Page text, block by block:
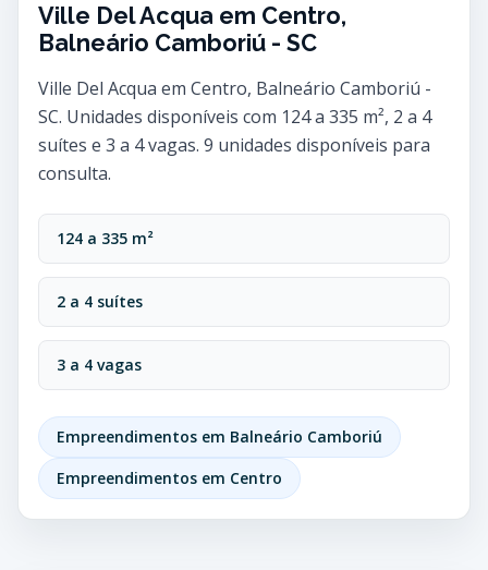
Ville Del Acqua em Centro,
Balneário Camboriú - SC
Ville Del Acqua em Centro, Balneário Camboriú -
SC. Unidades disponíveis com 124 a 335 m², 2 a 4
suítes e 3 a 4 vagas. 9 unidades disponíveis para
consulta.
124 a 335 m²
2 a 4 suítes
3 a 4 vagas
Empreendimentos em Balneário Camboriú
Empreendimentos em Centro